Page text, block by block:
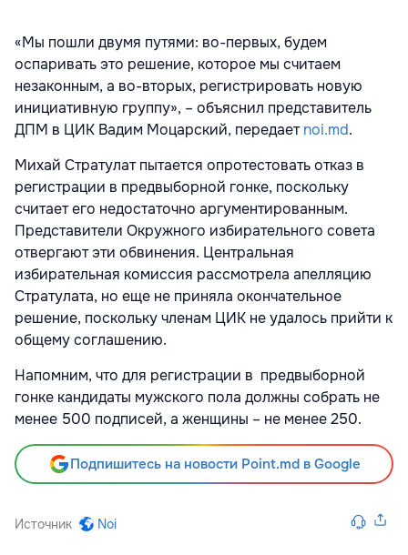
«Мы пошли двумя путями: во-первых, будем
оспаривать это решение, которое мы считаем
незаконным, а во-вторых, регистрировать новую
инициативную группу», – объяснил представитель
ДПМ в ЦИК Вадим Моцарский, передаетnoi.md.
Михай Стратулат пытается опротестовать отказ в
регистрации в предвыборной гонке, поскольку
считает его недостаточно аргументированным.
Представители Окружного избирательного совета
отвергают эти обвинения. Центральная
избирательная комиссия рассмотрела апелляцию
Стратулата, но еще не приняла окончательное
решение, поскольку членам ЦИК не удалось прийти к
общему соглашению.
Напомним, что для регистрации в предвыборной
гонке кандидаты мужского пола должны собрать не
менее 500 подписей, а женщины – не менее 250.
Подпишитесь на новости Point.md в Google
Источник Noi